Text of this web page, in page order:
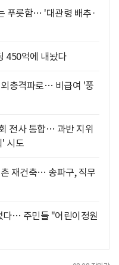
푸릇함… '대관령 배추·
450억에 내놨다
충격파로… 비급여 '풍
전사 통합… 과반 지위
' 시도
재건축… 송파구, 직무
다… 주민들 "어린이정원